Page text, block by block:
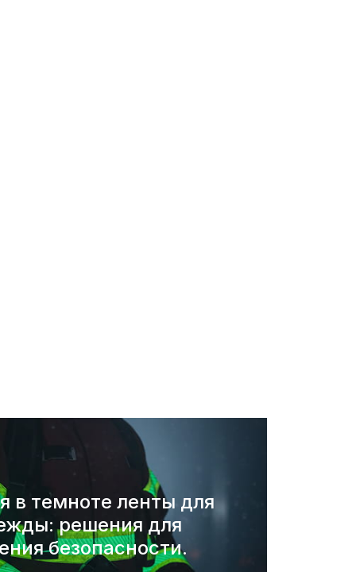
в темноте ленты для
решения для
безопасности.